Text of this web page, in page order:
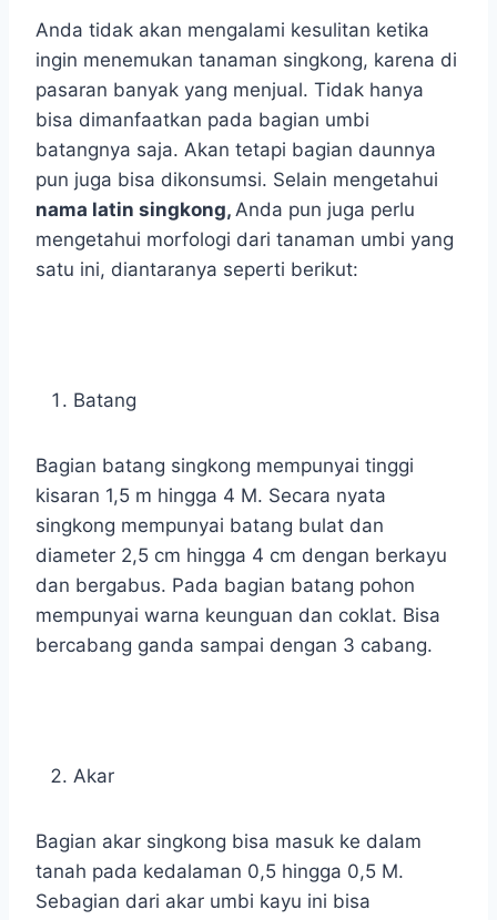
Anda tidak akan mengalami kesulitan ketika
ingin menemukan tanaman singkong, karena di
pasaran banyak yang menjual. Tidak hanya
bisa dimanfaatkan pada bagian umbi
batangnya saja. Akan tetapi bagian daunnya
pun juga bisa dikonsumsi. Selain mengetahui
nama latin singkong, Anda pun juga perlu
mengetahui morfologi dari tanaman umbi yang
satu ini, diantaranya seperti berikut:
Batang
Bagian batang singkong mempunyai tinggi
kisaran 1,5 m hingga 4 M. Secara nyata
singkong mempunyai batang bulat dan
diameter 2,5 cm hingga 4 cm dengan berkayu
dan bergabus. Pada bagian batang pohon
mempunyai warna keunguan dan coklat. Bisa
bercabang ganda sampai dengan 3 cabang.
Akar
Bagian akar singkong bisa masuk ke dalam
tanah pada kedalaman 0,5 hingga 0,5 M.
Sebagian dari akar umbi kayu ini bisa